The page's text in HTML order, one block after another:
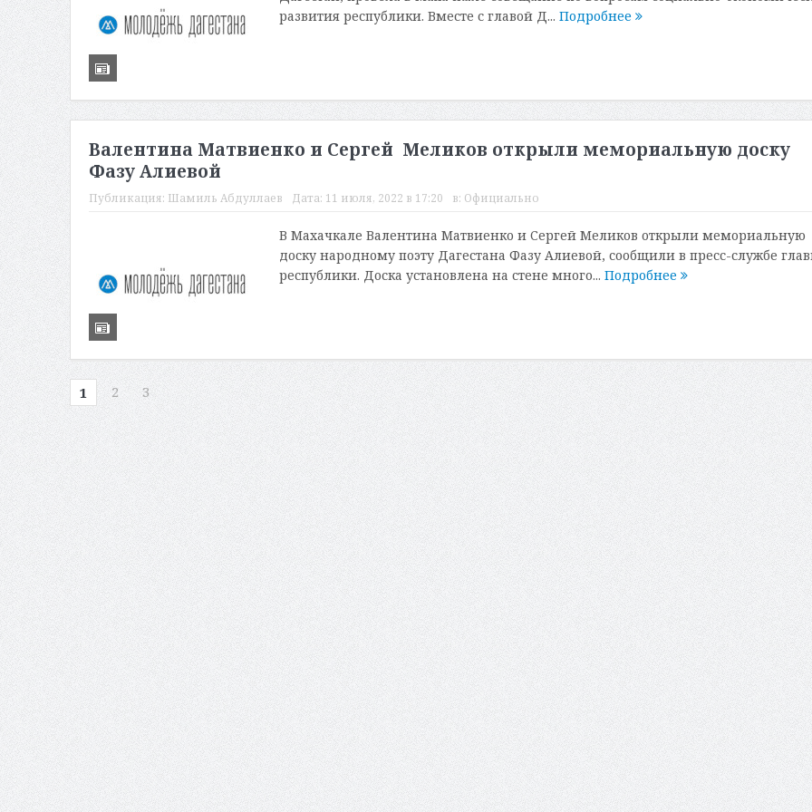
развития республики. Вместе с главой Д... Подробнее
Валентина Матвиенко и Сергей Меликов открыли мемориальную доску
Фазу Алиевой
Публикация: Шамиль Абдуллаев Дата: 11 июля, 2022 в 17:20 в: Официально
В Махачкале Валентина Матвиенко и Сергей Меликов открыли мемориальную
доску народному поэту Дагестана Фазу Алиевой, сообщили в пресс-службе
республики. Доска установлена на стене много... Подробнее
1 2 3